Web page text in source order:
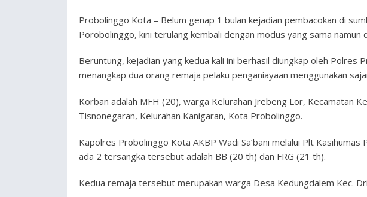
Probolinggo Kota – Belum genap 1 bulan kejadian pembacokan di
Porobolinggo, kini terulang kembali dengan modus yang sama namun
Beruntung, kejadian yang kedua kali ini berhasil diungkap oleh Polres
menangkap dua orang remaja pelaku penganiayaan menggunakan
Korban adalah MFH (20), warga Kelurahan Jrebeng Lor, Kecamatan
Tisnonegaran, Kelurahan Kanigaran, Kota Probolinggo.
Kapolres Probolinggo Kota AKBP Wadi Sa’bani melalui Plt
ada 2 tersangka tersebut adalah BB (20 th) dan FRG (21 th).
Kedua remaja tersebut merupakan warga Desa Kedungdalem Kec.